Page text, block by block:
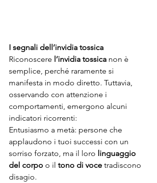
I segnali dell’invidia tossica
Riconoscere l’invidia tossica non è
semplice, perché raramente si
manifesta in modo diretto. Tuttavia,
osservando con attenzione i
comportamenti, emergono alcuni
indicatori ricorrenti:
Entusiasmo a metà: persone che
applaudono i tuoi successi con un
sorriso forzato, ma il loro linguaggio
del corpo o il tono di voce tradiscono
disagio.